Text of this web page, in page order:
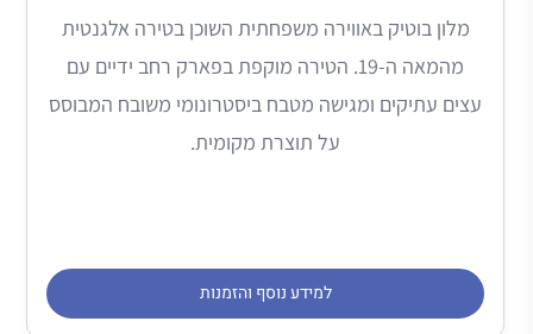
מלון בוטיק באווירה משפחתית השוכן בטירה אלגנטית
מהמאה ה-19. הטירה מוקפת בפארק רחב ידיים עם
עצים עתיקים ומגישה מטבח ביסטרונומי משובח המבוסס
על תוצרת מקומית.
למידע נוסף והזמנות